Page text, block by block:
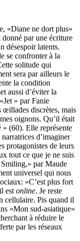
ne dort plus»
par une écriture
désespoir latents.
se confronter à la
solitude qui
sera par ailleurs le
la condition
aussi d’éviter la
» par Fanie
discrètes, mais
oignons. Qu’il était
(60). Elle représente
d’imaginer
protagonistes de leurs
tout ce que je ne suis
par Maude
universel qui nous
«C’est plus fort
est online. Je reste
cellulaire. Pis quand il
«Mon sud-asiatique»
à réduire le
par les réseaux